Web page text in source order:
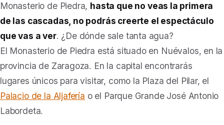
Monasterio de Piedra, hasta que no veas la primera
de las cascadas, no podrás creerte el espectáculo
que vas a ver. ¿De dónde sale tanta agua?
El Monasterio de Piedra está situado en Nuévalos, en la
provincia de Zaragoza. En la capital encontrarás
lugares únicos para visitar, como la Plaza del Pilar, el
Palacio de la Aljafería o el Parque Grande José Antonio
Labordeta.